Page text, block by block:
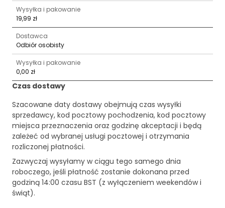
Wysyłka i pakowanie
19,99 zł
Dostawca
Odbiór osobisty
Wysyłka i pakowanie
0,00 zł
Czas dostawy
Szacowane daty dostawy obejmują czas wysyłki
sprzedawcy, kod pocztowy pochodzenia, kod pocztowy
miejsca przeznaczenia oraz godzinę akceptacji i będą
zależeć od wybranej usługi pocztowej i otrzymania
rozliczonej płatności.
Zazwyczaj wysyłamy w ciągu tego samego dnia
roboczego, jeśli płatność zostanie dokonana przed
godziną 14:00 czasu BST (z wyłączeniem weekendów i
świąt).